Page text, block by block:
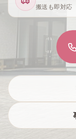
搬送も即対応